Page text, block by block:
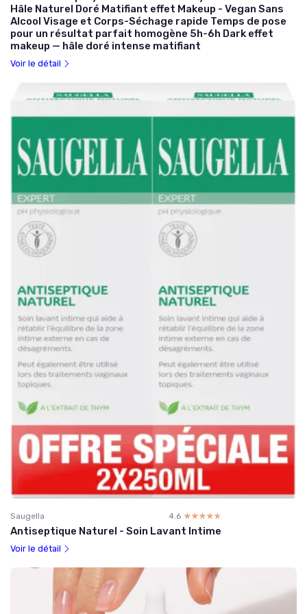
Hâle Naturel Doré Matifiant effet Makeup - Vegan Sans
Alcool Visage et Corps-Séchage rapide Temps de pose
pour un résultat parfait homogène 5h-6h Dark effet
makeup — hâle doré intense matifiant
Voir le détail
Saugella 4.6 ☆☆☆☆☆
★★★★★
Antiseptique Naturel - Soin Lavant Intime
Voir le détail